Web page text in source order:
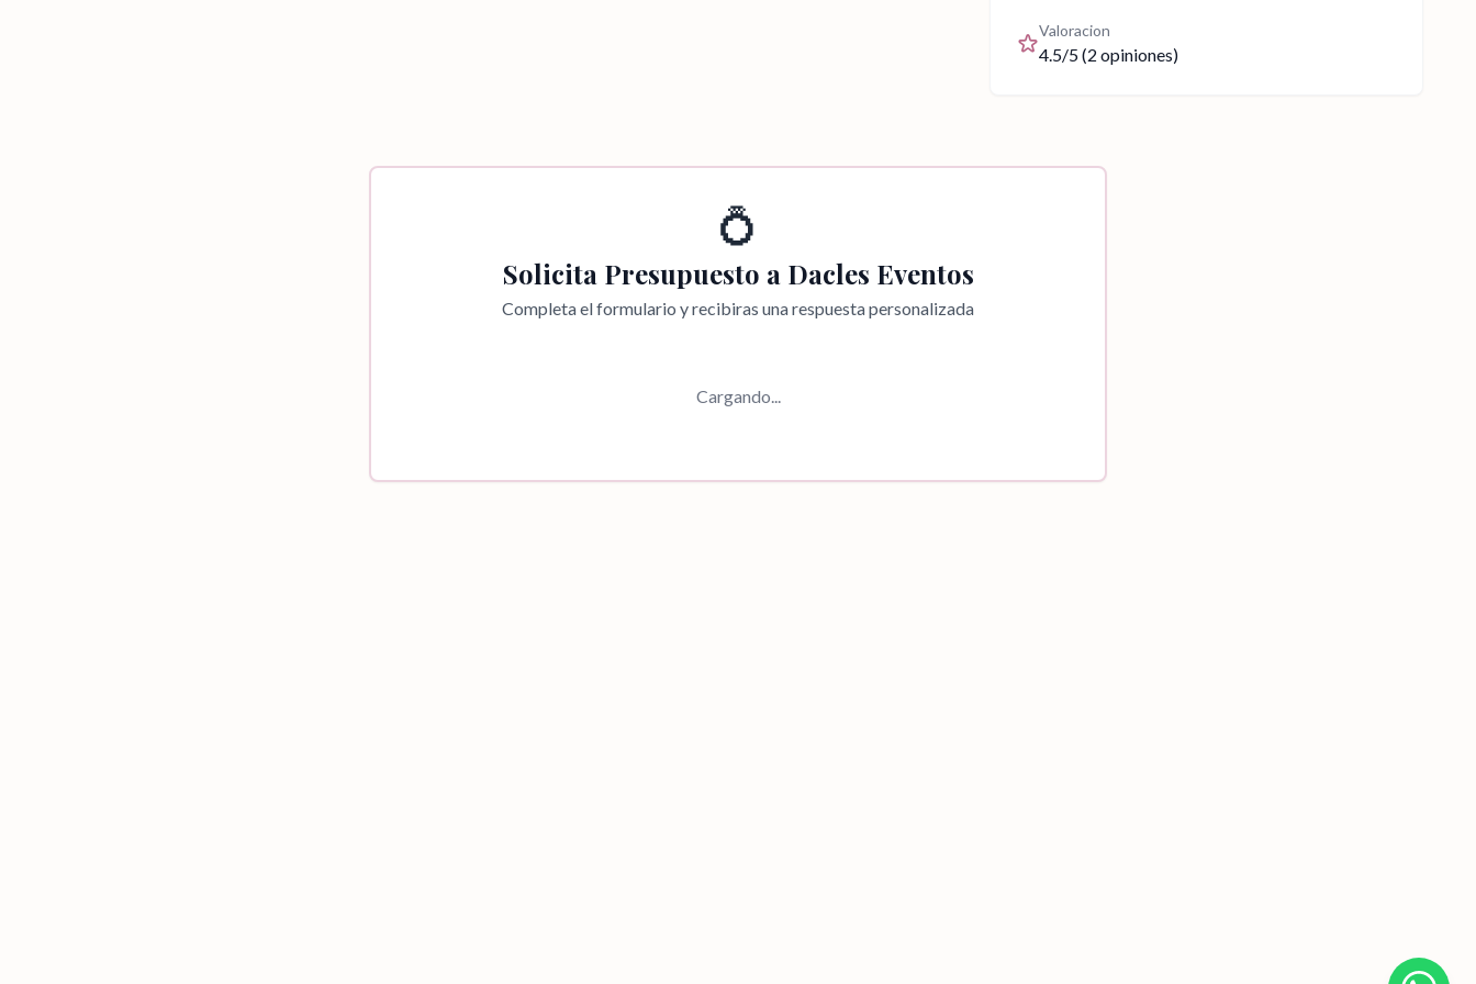
Valoracion
4.5/5 (2 opiniones)
💍
Solicita Presupuesto a Dacles Eventos
Completa el formulario y recibiras una respuesta personalizada
Cargando...